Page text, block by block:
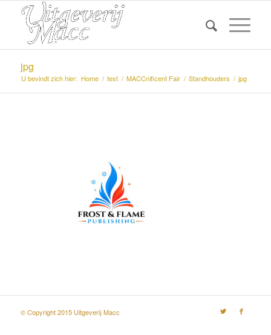
jpg
U bevindt zich hier: Home / test / MACCnificent Fair / Standhouders / jpg
© Copyright 2015 Uitgeverij Macc